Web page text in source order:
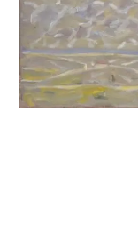
VOL. 3 :